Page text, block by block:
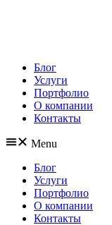
Блог
Услуги
Портфолио
О компании
Контакты
Menu
Блог
Услуги
Портфолио
О компании
Контакты